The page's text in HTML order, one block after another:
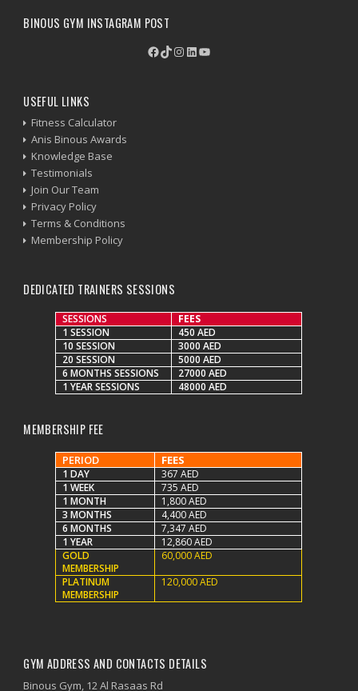
BINOUS GYM INSTAGRAM POST
Facebook
TikTok
Instagram
LinkedIn
YouTube
USEFUL LINKS
Fitness Calculator
Anis Binous Awards
Knowledge Base
Testimonials
Join Our Team
Privacy Policy
Terms & Conditions
Membership Policy
DEDICATED TRAINERS SESSIONS
SESSIONS
FEES
1 SESSION
450 AED
10 SESSION
3000 AED
20 SESSION
5000 AED
6 MONTHS SESSIONS
27000 AED
1 YEAR SESSIONS
48000 AED
MEMBERSHIP FEE
PERIOD FEES
1 DAY
367 AED
1 WEEK
735 AED
1 MONTH
1,800 AED
3 MONTHS
4,400 AED
6 MONTHS
7,347 AED
1 YEAR
12,860 AED
GOLD
MEMBERSHIP
60,000 AED
PLATINUM
MEMBERSHIP
120,000 AED
GYM ADDRESS AND CONTACTS DETAILS
Binous Gym, 12 Al Rasaas Rd